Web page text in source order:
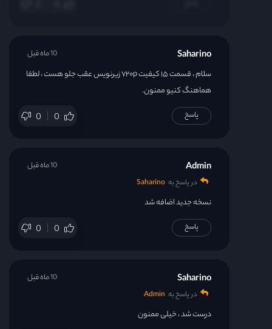
Saharino
سلام ، قسمت ۱۵ کیفیت ۷۲۰p زیرنویس عقب جلو هست ، لطفا
هماهنگ کنیو ممنون.
0 0
10 ماه قبل
پاسخ
Admin
در پاسخ به Saharino
نسخه جدید اضافه شد
0 0
10 ماه قبل
پاسخ
Saharino
در پاسخ به Admin
درست شد ، خیلی ممنون
10 ماه قبل